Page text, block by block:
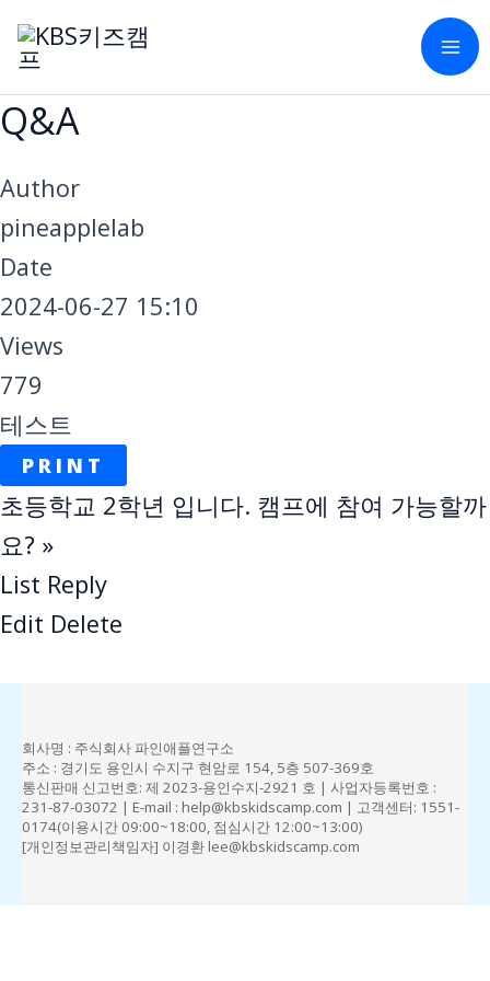
콘
텐
츠
로
건
너
뛰
기
Q&A
Author
pineapplelab
Date
2024-06-27 15:10
Views
779
테스트
PRINT
초등학교 2학년 입니다. 캠프에 참여 가능할까
요? »
List Reply
Edit Delete
회사명 : 주식회사 파인애플연구소
주소 : 경기도 용인시 수지구 현암로 154, 5층 507-369호
통신판매 신고번호: 제 2023-용인수지-2921 호 | 사업자등록번호 :
231-87-03072 | E-mail : help@kbskidscamp.com | 고객센터: 1551-
0174(이용시간 09:00~18:00, 점심시간 12:00~13:00)
[개인정보관리책임자] 이경환 lee@kbskidscamp.com